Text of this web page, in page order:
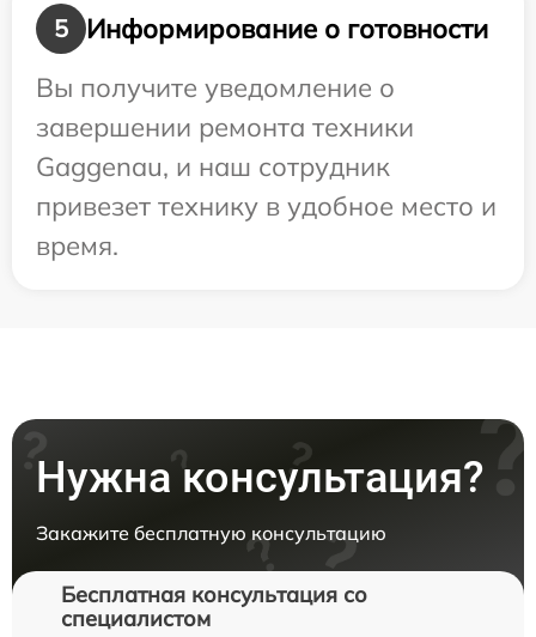
5
Информирование о готовности
Вы получите уведомление о
завершении ремонта техники
Gaggenau, и наш сотрудник
привезет технику в удобное место и
время.
Нужна консультация?
Закажите бесплатную консультацию
Бесплатная консультация со
специалистом